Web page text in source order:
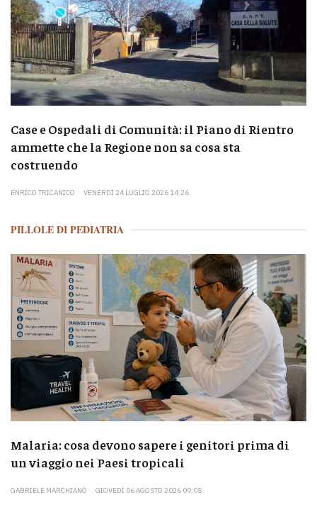
Case e Ospedali di Comunità: il Piano di Rientro
ammette che la Regione non sa cosa sta
costruendo
ENRICO TRICANICO VENERDÌ 24 LUGLIO 2026 14:26
PILLOLE DI PEDIATRIA
Malaria: cosa devono sapere i genitori prima di
un viaggio nei Paesi tropicali
GABRIELE MARCHIANÒ GIOVEDÌ 06 AGOSTO 2026 09:05